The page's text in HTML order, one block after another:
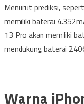
Menurut prediksi,
memiliki baterai
13 Pro akan memiliki
mendukung baterai
Warna